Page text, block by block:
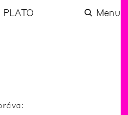
PLATO Menu